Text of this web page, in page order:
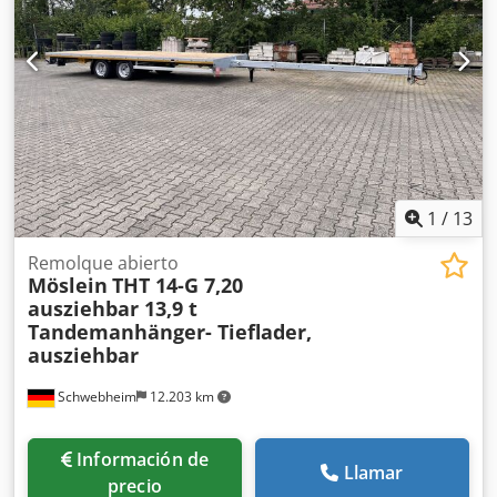
conductor:otro, clase de emisión:ninguno, combustible:
biodiésel, Equipamiento:ABS, freno de aire comprimido,
Suspensión neumática, neumáticos: 435/50 R 19,5,
laterales de 600 mm, 10 anillas de amarre, suplemento por
rampas de aluminio: precio 850 €, vehículo de cliente, --
errores tipográficos, reservas y modificaciones reservadas,
imágenes de ejemplo --, Más datos en: !, Más detalles en: !
Cjdozrqm Ajpfx Aahoha
1 / 13
Schwebheim 12.203 km
Remolque abierto
Möslein THT 14-G 7,20
ausziehbar 13,9 t
Tandemanhänger- Tieflader,
ausziehbar
Información de
precio
Llamar